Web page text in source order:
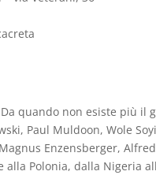
quando non esiste più il
Paul Muldoon, Wole
Enzensberger,
Polonia, dalla Nigeria